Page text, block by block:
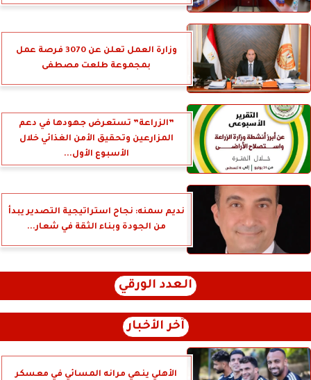
وزارة العمل تعلن عن 3070 فرصة عمل
بمجموعة طلعت مصطفى
”الزراعة” تستعرض جهودها في دعم
المزارعين وتحقيق الأمن الغذائي خلال
الأسبوع الأول...
نديم سمنه: نجاح استراتيجية التصدير يبدأ
من الجودة وبناء الثقة في شعار...
العدد الورقي
آخر الأخبار
الأهلي ينهي مرانه المسائي في معسكر